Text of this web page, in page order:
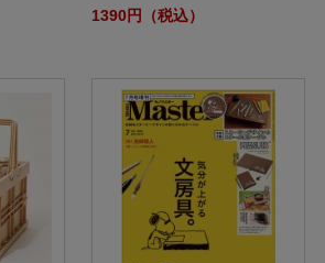
1390円（税込）